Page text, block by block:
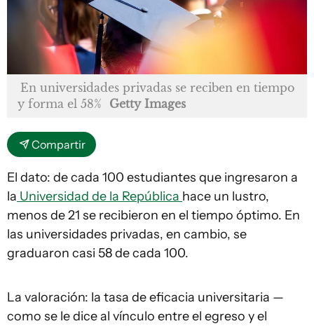
En universidades privadas se reciben en tiempo
y forma el 58%
Getty Images
Compartir
El dato: de cada 100 estudiantes que ingresaron a
la Universidad de la República hace un lustro,
menos de 21 se recibieron en el tiempo óptimo. En
las universidades privadas, en cambio, se
graduaron casi 58 de cada 100.
La valoración: la tasa de eficacia universitaria —
como se le dice al vínculo entre el egreso y el